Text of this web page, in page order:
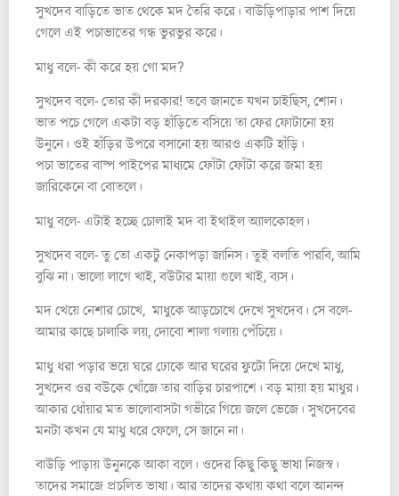
সুখদেব বাড়িতে ভাত থেকে মদ তৈরি করে। বাউড়িপাড়ার পাশ দিয়ে
গেলে এই পচাভাতের গন্ধ ভুরভুর করে।
মাধু বলে- কী করে হয় গো মদ?
সুখদেব বলে- তোর কী দরকার! তবে জানতে যখন চাইছিস, শোন।
ভাত পচে গেলে একটা বড় হাঁড়িতে বসিয়ে তা ফের ফোটানো হয়
উনুনে। ওই হাঁড়ির উপরে বসানো হয় আরও একটি হাঁড়ি।
পচা ভাতের বাষ্প পাইপের মাধ্যমে ফোঁটা ফোঁটা করে জমা হয়
জারিকেনে বা বোতলে।
মাধু বলে- এটাই হচ্ছে চোলাই মদ বা ইথাইল অ্যালকোহল।
সুখদেব বলে- তু তো একটু নেকাপড়া জানিস। তুই বলতি পারবি, আমি
বুঝি না। ভালো লাগে খাই, বউটার মায়া গুলে খাই, ব্যস।
মদ খেয়ে নেশার চোখে, মাধুকে আড়চোখে দেখে সুখদেব। সে বলে-
আমার কাছে চালাকি লয়, দোবো শালা গলায় পেঁচিয়ে।
মাধু ধরা পড়ার ভয়ে ঘরে ঢোকে আর ঘরের ফুটো দিয়ে দেখে মাধু,
সুখদেব ওর বউকে খোঁজে তার বাড়ির চারপাশে। বড় মায়া হয় মাধুর।
আকার ধোঁয়ার মত ভালোবাসটা গভীরে গিয়ে জলে ভেজে। সুখদেবের
মনটা কখন যে মাধু ধরে ফেলে, সে জানে না।
বাউড়ি পাড়ায় উনুনকে আকা বলে। ওদের কিছু কিছু ভাষা নিজস্ব।
তাদের সমাজে প্রচলিত ভাষা। আর তাদের কথায় কথা বলে আনন্দ